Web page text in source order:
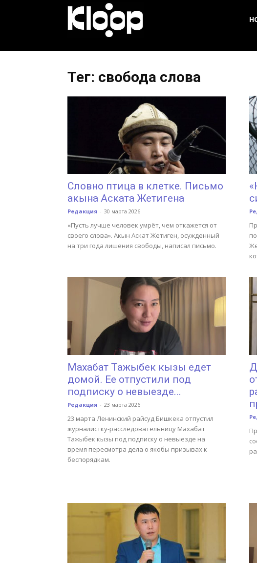
Новости
Кыргызстана
Тег: свобода слова
Словно птица в клетке. Письмо
акына Аската Жетигена
Редакция - 30 марта 2026
«Пусть лучше человек умрёт, чем откажется от
своего слова». Акын Аскат Жетиген, осужденный
на три года лишения свободы, написал письмо.
Махабат Тажыбек кызы едет
домой. Ее отпустили под
подписку о невыезде...
Редакция - 23 марта 2026
23 марта Ленинский райсуд Бишкека отпустил
журналистку-расследовательницу Махабат
Тажыбек кызы под подписку о невыезде на
время пересмотра дела о якобы призывах к
беспорядкам.